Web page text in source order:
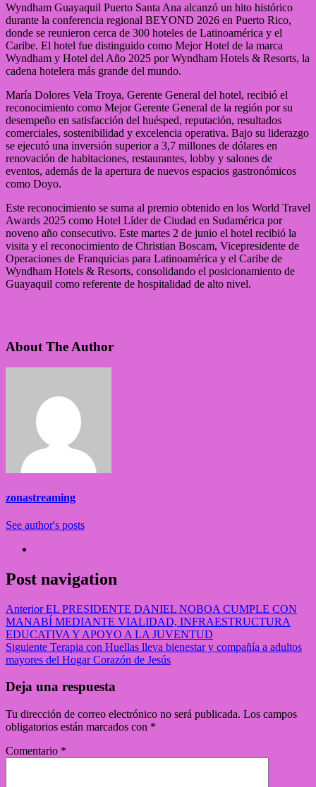
Wyndham Guayaquil Puerto Santa Ana alcanzó un hito histórico
durante la conferencia regional BEYOND 2026 en Puerto Rico,
donde se reunieron cerca de 300 hoteles de Latinoamérica y el
Caribe. El hotel fue distinguido como Mejor Hotel de la marca
Wyndham y Hotel del Año 2025 por Wyndham Hotels & Resorts, la
cadena hotelera más grande del mundo.
María Dolores Vela Troya, Gerente General del hotel, recibió el
reconocimiento como Mejor Gerente General de la región por su
desempeño en satisfacción del huésped, reputación, resultados
comerciales, sostenibilidad y excelencia operativa. Bajo su liderazgo
se ejecutó una inversión superior a 3,7 millones de dólares en
renovación de habitaciones, restaurantes, lobby y salones de
eventos, además de la apertura de nuevos espacios gastronómicos
como Doyo.
Este reconocimiento se suma al premio obtenido en los World Travel
Awards 2025 como Hotel Líder de Ciudad en Sudamérica por
noveno año consecutivo. Este martes 2 de junio el hotel recibió la
visita y el reconocimiento de Christian Boscam, Vicepresidente de
Operaciones de Franquicias para Latinoamérica y el Caribe de
Wyndham Hotels & Resorts, consolidando el posicionamiento de
Guayaquil como referente de hospitalidad de alto nivel.
About The Author
zonastreaming
See author's posts
Post navigation
AnteriorEL PRESIDENTE DANIEL NOBOA CUMPLE CON
MANABÍ MEDIANTE VIALIDAD, INFRAESTRUCTURA
EDUCATIVA Y APOYO A LA JUVENTUD
Siguiente Terapia con Huellas lleva bienestar y compañía a adultos
mayores del Hogar Corazón de Jesús
Deja una respuesta
Tu dirección de correo electrónico no será publicada. Los campos
obligatorios están marcados con *
Comentario *